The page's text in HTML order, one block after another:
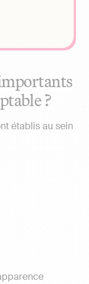
?
établis au sein